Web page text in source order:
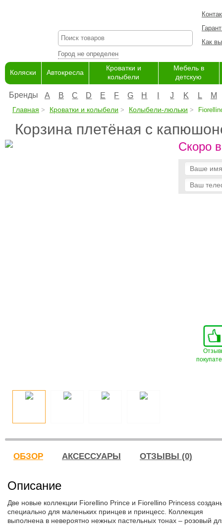
Город не определен
Как
Коляски Автокресла
Кроватки и
колыбели
Мебель в
детскую
Бренды A B C D E F G H J K L M
Главная Кроватки и колыбели Колыбели-люльки
Корзина плетёная с
Скоро
ОБЗОР АКСЕССУАРЫ ОТЗЫВЫ (0)
Описание
Две новые коллекции Fiorellino Prince и Fiorellino Princess
специально для маленьких принцев и принцесс. Коллекция
выполнена в невероятно нежных пастельных тонах – розовый